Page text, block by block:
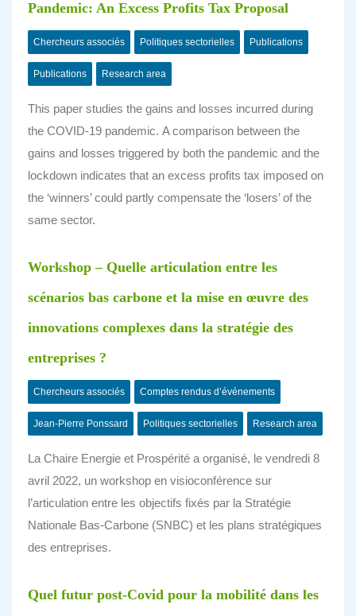
Pandemic: An Excess Profits Tax Proposal
Chercheurs associés Politiques sectorielles Publications
Publications Research area
This paper studies the gains and losses incurred during
the COVID-19 pandemic. A comparison between the
gains and losses triggered by both the pandemic and the
lockdown indicates that an excess profits tax imposed on
the ‘winners’ could partly compensate the ‘losers’ of the
same sector.
Workshop – Quelle articulation entre les
scénarios bas carbone et la mise en œuvre des
innovations complexes dans la stratégie des
entreprises ?
Chercheurs associés Comptes rendus d’événements
Jean-Pierre Ponssard Politiques sectorielles Research area
La Chaire Energie et Prospérité a organisé, le vendredi 8
avril 2022, un workshop en visioconférence sur
l’articulation entre les objectifs fixés par la Stratégie
Nationale Bas-Carbone (SNBC) et les plans stratégiques
des entreprises.
Quel futur post-Covid pour la mobilité dans les